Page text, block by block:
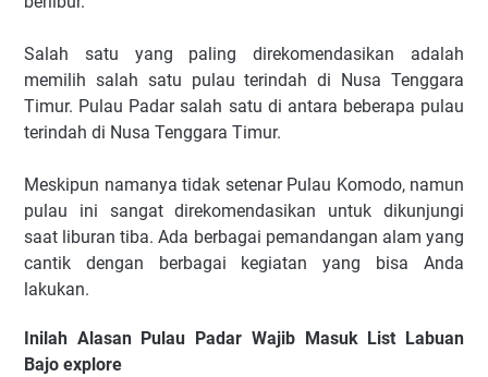
Salah satu yang paling direkomendasikan adalah
memilih salah satu pulau terindah di Nusa Tenggara
Timur. Pulau Padar salah satu di antara beberapa pulau
terindah di Nusa Tenggara Timur.
Meskipun namanya tidak setenar Pulau Komodo, namun
pulau ini sangat direkomendasikan untuk dikunjungi
saat liburan tiba. Ada berbagai pemandangan alam yang
cantik dengan berbagai kegiatan yang bisa Anda
lakukan.
Inilah Alasan Pulau Padar Wajib Masuk List Labuan
Bajo explore